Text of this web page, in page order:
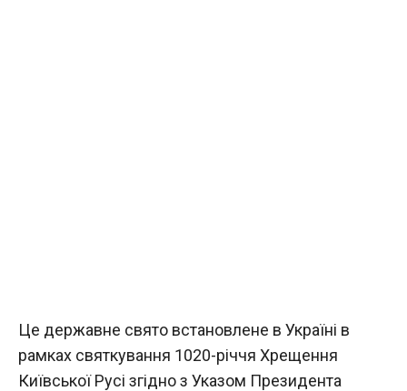
Це державне свято встановлене в Україні в
рамках святкування 1020-річчя Хрещення
Київської Русі згідно з Указом Президента